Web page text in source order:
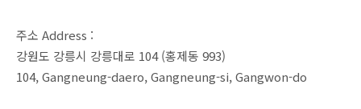
주소 Address :
강원도 강릉시 강릉대로 104 (홍제동 993)
104, Gangneung-daero, Gangneung-si, Gangwon-do